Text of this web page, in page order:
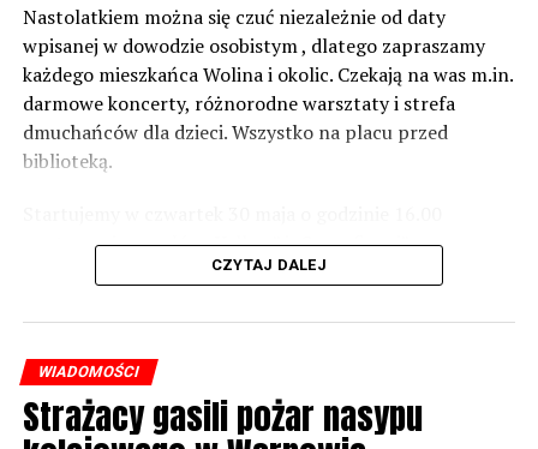
zabezpieczeń. Dopóki nie będzie tych przekroczonych
norm dopuszczalnego hałasu, no to nie możemy nic
zrobić. Tam są odpowiednie normy – 61 i 56 decybeli –
zaznacza.
Foto: Wojciech Basałygo
Nastolatkiem można się czuć niezależnie od daty
wpisanej w dowodzie osobistym , dlatego zapraszamy
każdego mieszkańca Wolina i okolic. Czekają na was m.in.
darmowe koncerty, różnorodne warsztaty i strefa
dmuchańców dla dzieci. Wszystko na placu przed
biblioteką.
występami zespołów „Yellow” i „Specyficzni”.
CZYTAJ DALEJ
WIADOMOŚCI
Strażacy gasili pożar nasypu